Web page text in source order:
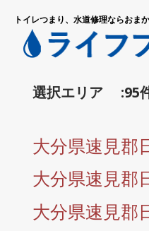
トイレつまり、水道修理ならおま
選択エリア :95
大分県速見郡
大分県速見郡
大分県速見郡